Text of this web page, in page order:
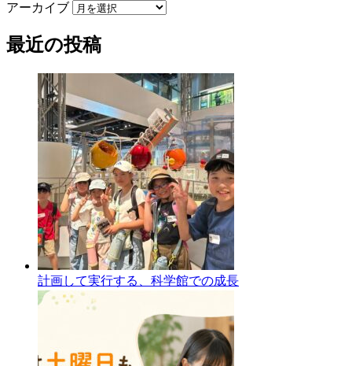
アーカイブ
最近の投稿
計画して実行する、科学館での成長